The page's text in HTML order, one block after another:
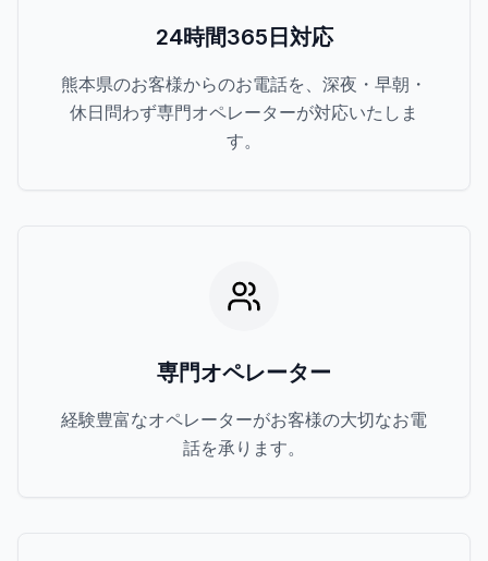
24時間365日対応
熊本県のお客様からのお電話を、深夜・早朝・
休日問わず専門オペレーターが対応いたしま
す。
専門オペレーター
経験豊富なオペレーターがお客様の大切なお電
話を承ります。